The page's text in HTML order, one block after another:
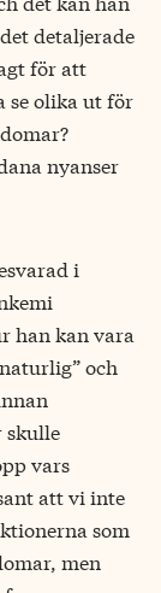
detaljerade
för att
se olika ut för
nyanser
i
han kan vara
och
skulle
vars
att vi inte
som
men